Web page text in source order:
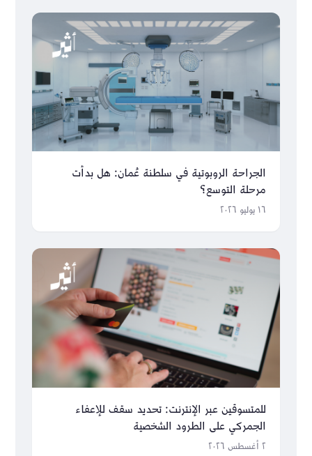
الجراحة الروبوتية في سلطنة عُمان: هل بدأت
مرحلة التوسع؟
١٦ يوليو ٢٠٢٦
للمتسوقين عبر الإنترنت: تحديد سقف للإعفاء
الجمركي على الطرود الشخصية
٢ أغسطس ٢٠٢٦